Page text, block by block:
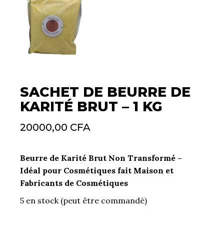
SACHET DE BEURRE DE
KARITÉ BRUT – 1 KG
20000,00 CFA
Beurre de Karité Brut Non Transformé –
Idéal pour Cosmétiques fait Maison et
Fabricants de Cosmétiques
5 en stock (peut être commandé)